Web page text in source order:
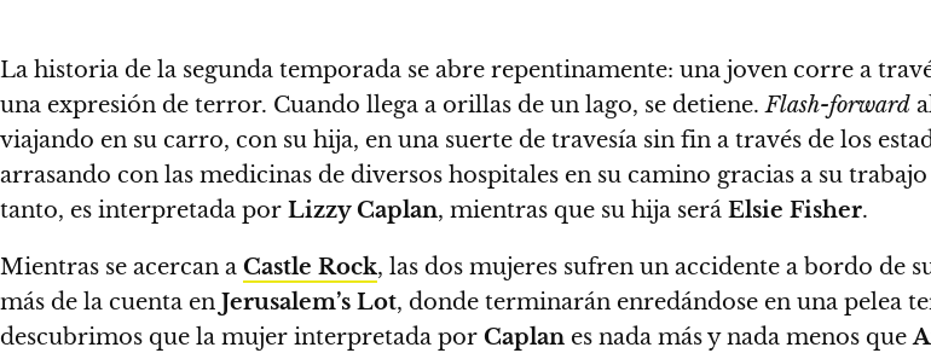
La historia de la segunda temporada se abre repentinamente: una joven corre a
una expresión de terror. Cuando llega a orillas de un lago, se detiene.Flash-forward
viajando en su carro, con su hija, en una suerte de travesía sin fin a través de los
arrasando con las medicinas de diversos hospitales en su camino gracias a su
tanto, es interpretada por Lizzy Caplan, mientras que su hija será Elsie Fisher.
Mientras se acercan a Castle Rock, las dos mujeres sufren un accidente a bordo de
más de la cuenta en Jerusalem’s Lot, donde terminarán enredándose en una pelea
descubrimos que la mujer interpretada por Caplan es nada más y nada menos que